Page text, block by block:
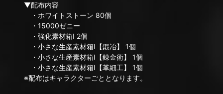
▼配布内容
・ホワイトストーン 80個
・15000ゼニー
・強化素材箱I 2個
・小さな生産素材箱I【鍛冶】 1個
・小さな生産素材箱I【錬金術】 1個
・小さな生産素材箱I【革細工】 1個
※配布はキャラクターごととなります。